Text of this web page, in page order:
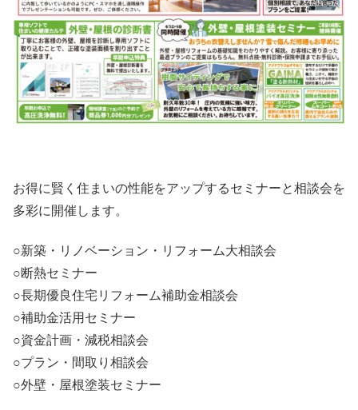
お得に賢く住まいの性能をアップするセミナーと相談会を
多彩に開催します。
○新築・リノベーション・リフォーム大相談会
○断熱セミナー
○長期優良住宅リフォーム補助金相談会
○補助金活用セミナー
○資金計画・減税相談会
○プラン・間取り相談会
○外壁・屋根塗装セミナー